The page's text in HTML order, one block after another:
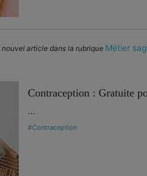
nouvel article dans la rubrique Métier
Contraception : Gratuite
...
#Contraception